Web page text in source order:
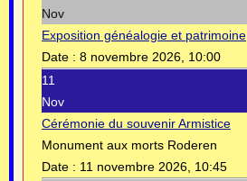
Nov
Exposition généalogie et patrimoine
Date : 8 novembre 2026, 10:00
11
Nov
Cérémonie du souvenir Armistice
Monument aux morts Roderen
Date : 11 novembre 2026, 10:45